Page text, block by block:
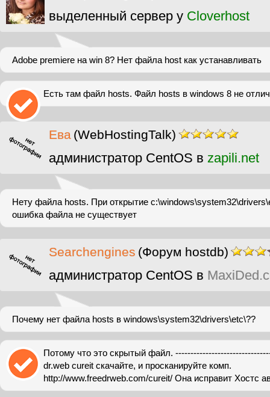
выделенный сервер у Cloverhost
Adobe premiere на win 8? Нет файла host как устанавливать
Есть там файл hosts. Файл hosts в windows 8 не
Ева (WebHostingTalk)
администратор CentOS в zapili.net
Нету файла hosts. При открытие
ошибка файла не существует
Searchengines (Форум hostdb)
администратор CentOS в
Почему нет файла hosts в windows\system32\drivers\etc\??
Потому что это скрытый файл.
dr.web cureit скачайте, и просканируйте комп.
http://www.freedrweb.com/cureit/ Она исправит Хостс